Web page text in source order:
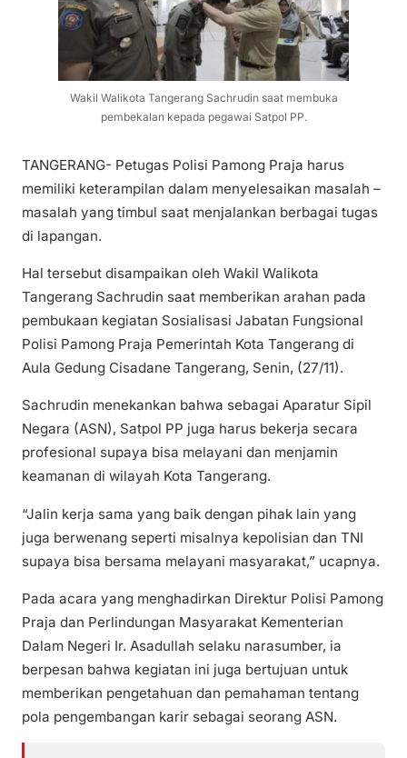
Wakil Walikota Tangerang Sachrudin saat membuka
pembekalan kepada pegawai Satpol PP.
TANGERANG- Petugas Polisi Pamong Praja harus
memiliki keterampilan dalam menyelesaikan masalah –
masalah yang timbul saat menjalankan berbagai tugas
di lapangan.
Hal tersebut disampaikan oleh Wakil Walikota
Tangerang Sachrudin saat memberikan arahan pada
pembukaan kegiatan Sosialisasi Jabatan Fungsional
Polisi Pamong Praja Pemerintah Kota Tangerang di
Aula Gedung Cisadane Tangerang, Senin, (27/11).
Sachrudin menekankan bahwa sebagai Aparatur Sipil
Negara (ASN), Satpol PP juga harus bekerja secara
profesional supaya bisa melayani dan menjamin
keamanan di wilayah Kota Tangerang.
“Jalin kerja sama yang baik dengan pihak lain yang
juga berwenang seperti misalnya kepolisian dan TNI
supaya bisa bersama melayani masyarakat,” ucapnya.
Pada acara yang menghadirkan Direktur Polisi Pamong
Praja dan Perlindungan Masyarakat Kementerian
Dalam Negeri Ir. Asadullah selaku narasumber, ia
berpesan bahwa kegiatan ini juga bertujuan untuk
memberikan pengetahuan dan pemahaman tentang
pola pengembangan karir sebagai seorang ASN.